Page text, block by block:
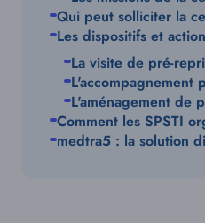
Qui peut solliciter la
Les dispositifs et
La visite de pré-
L'accompagnement
L'aménagement de
Comment les SPSTI
medtra5 : la solution